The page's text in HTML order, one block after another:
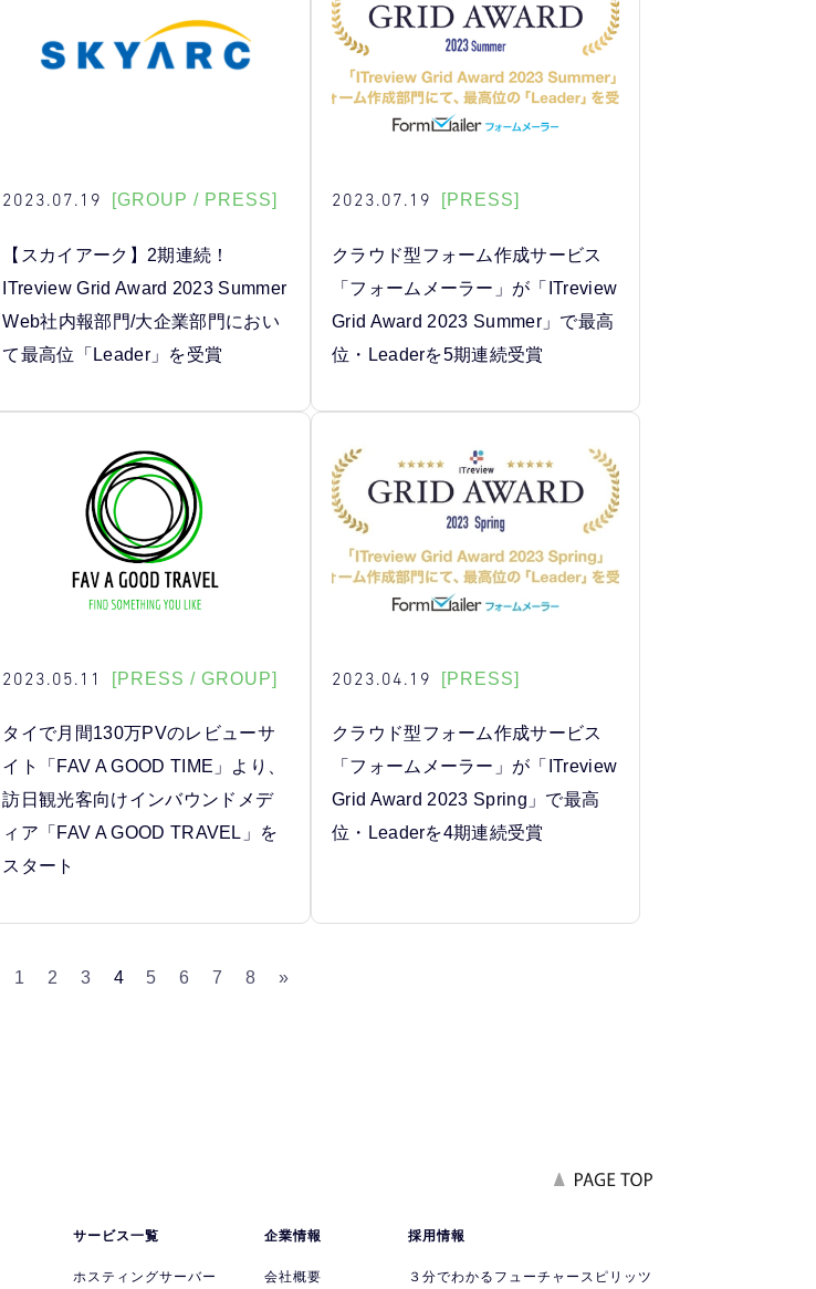
2023.07.19 [GROUP / PRESS]
【スカイアーク】2期連続！
ITreview Grid Award 2023 Summer
Web社内報部門/大企業部門におい
て最高位「Leader」を受賞
2023.07.19 [PRESS]
クラウド型フォーム作成サービス
「フォームメーラー」が「ITreview
Grid Award 2023 Summer」で最高
位・Leaderを5期連続受賞
2023.05.11 [PRESS / GROUP]
タイで月間130万PVのレビューサ
イト「FAV A GOOD TIME」より、
訪日観光客向けインバウンドメデ
ィア「FAV A GOOD TRAVEL」を
スタート
2023.04.19 [PRESS]
クラウド型フォーム作成サービス
「フォームメーラー」が「ITreview
Grid Award 2023 Spring」で最高
位・Leaderを4期連続受賞
1 2 3 4 5 6 7 8 »
サービス一覧
ホスティングサーバー
企業情報
会社概要
採用情報
３分でわかるフューチャースピリッツ